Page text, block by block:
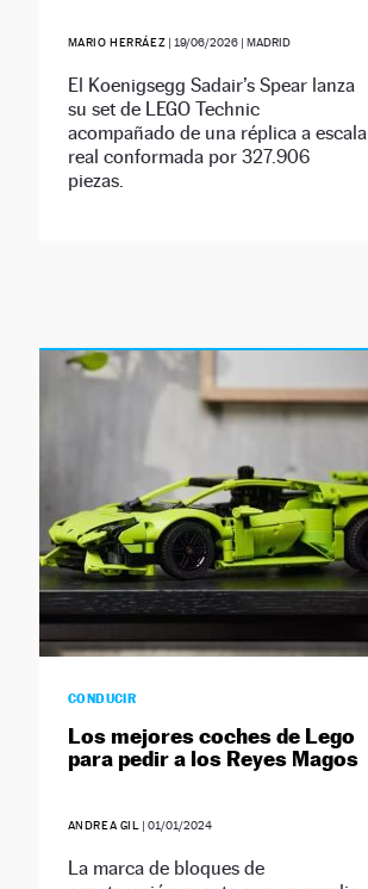
MARIO HERRÁEZ | 19/06/2026 | MADRID
El Koenigsegg Sadair’s Spear lanza
su set de LEGO Technic
acompañado de una réplica a escala
real conformada por 327.906
piezas.
CONDUCIR
Los mejores coches de Lego
para pedir a los Reyes Magos
ANDREA GIL |01/01/2024
La marca de bloques de